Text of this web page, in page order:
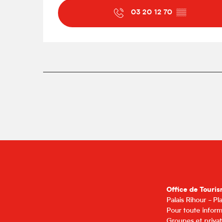
03 20 12 70 ▒▒
Office de
Palais Rihour -
Pour toute